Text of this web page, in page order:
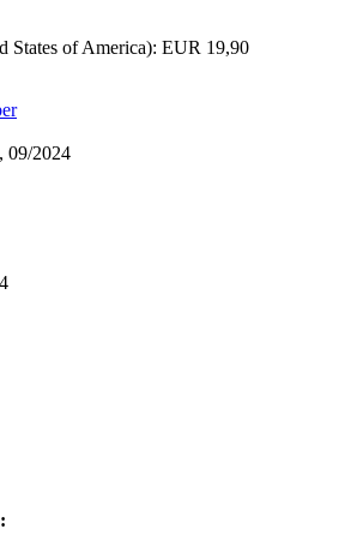
States of America): EUR 19,90
, 09/2024